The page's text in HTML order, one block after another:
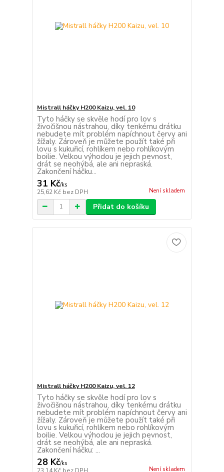
Mistrall háčky H200 Kaizu, vel. 10
Tyto háčky se skvěle hodí pro lov s
živočišnou nástrahou, díky tenkému drátku
nebudete mít problém napíchnout červy ani
žížaly. Zároveň je můžete použít také při
lovu s kukuřicí, rohlíkem nebo rohlíkovým
boilie. Velkou výhodou je jejich pevnost,
drát se neohýbá, ale ani nepraská.
Zakončení háčku...
31 Kč/ks
25,62 Kč bez DPH Není skladem
Přidat do košíku
Mistrall háčky H200 Kaizu, vel. 12
Tyto háčky se skvěle hodí pro lov s
živočišnou nástrahou, díky tenkému drátku
nebudete mít problém napíchnout červy ani
žížaly. Zároveň je můžete použít také při
lovu s kukuřicí, rohlíkem nebo rohlíkovým
boilie. Velkou výhodou je jejich pevnost,
drát se neohýbá, ale ani nepraská.
Zakončení háčku: ...
28 Kč/ks
Není skladem